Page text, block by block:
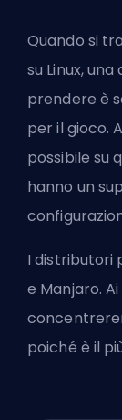
Quando si
su Linux,
prendere è
per il gioco.
possibile su
hanno un
I distributori
e Manjaro.
poiché è il